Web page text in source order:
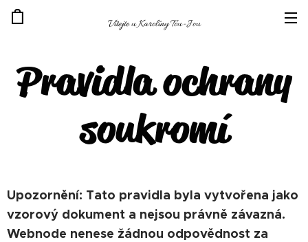
Vítejte u Karolíny Tou-Jou
Pravidla ochrany
soukromí
Upozornění: Tato pravidla byla vytvořena jako
vzorový dokument a nejsou právně závazná.
Webnode nenese žádnou odpovědnost za